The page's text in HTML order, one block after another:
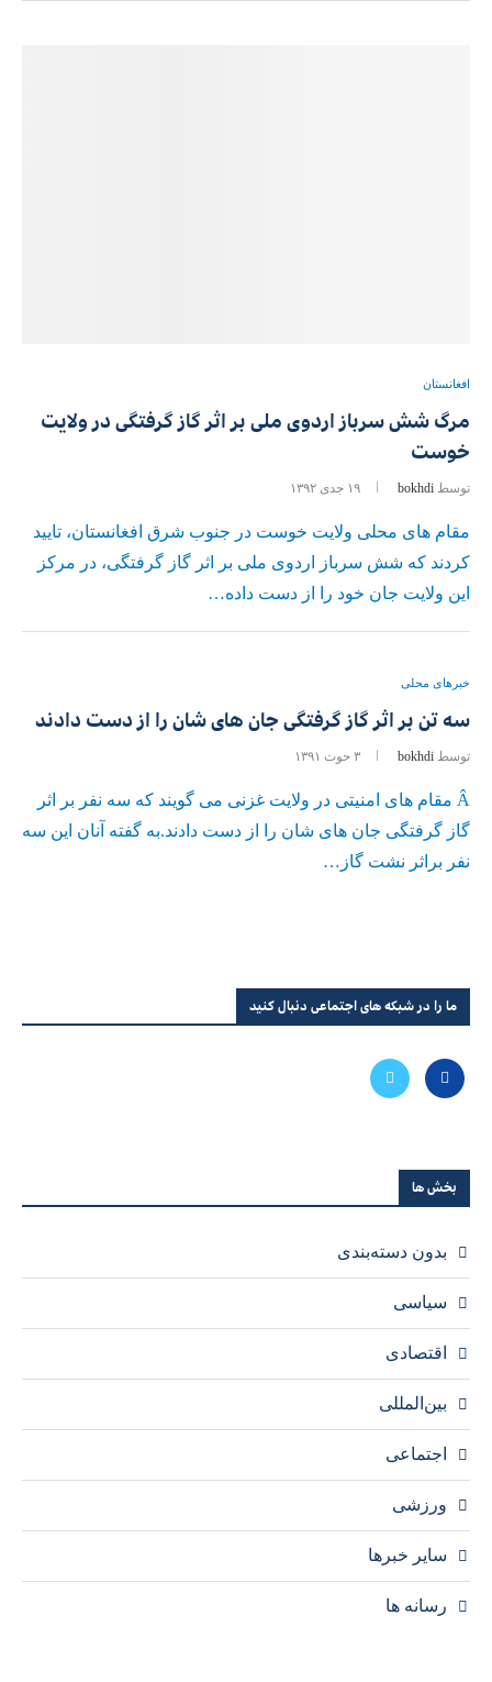
افغانستان
مرگ شش سرباز اردوی ملی بر اثر گاز گرفتگی در ولایت
خوست
توسط bokhdi ۱۹ جدی ۱۳۹۲
مقام های محلی ولایت خوست در جنوب شرق افغانستان، تایید
کردند که شش سرباز اردوی ملی بر اثر گاز گرفتگی، در مرکز
این ولایت جان خود را از دست داده…
خبرهای محلی
سه تن بر اثر گاز گرفتگی جان های شان را از دست دادند
توسط bokhdi ۳ حوت ۱۳۹۱
Â مقام های امنیتی در ولایت غزنی می گویند که سه نفر بر اثر
گاز گرفتگی جان های شان را از دست دادند.به گفته آنان این سه
نفر براثر نشت گاز…
ما را در شبکه های اجتماعی دنبال کنید
بخش ها
بدون دسته‌بندی
سیاسی
اقتصادی
بین‌المللی
اجتماعی
ورزشی
سایر خبرها
رسانه ها